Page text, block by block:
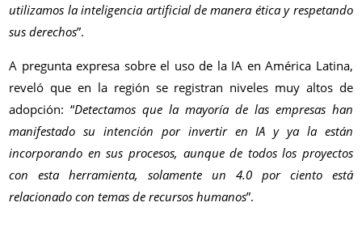
utilizamos la inteligencia artificial de manera ética y respetando
sus derechos”.
A pregunta expresa sobre el uso de la IA en América Latina,
reveló que en la región se registran niveles muy altos de
adopción: “Detectamos que la mayoría de las empresas han
manifestado su intención por invertir en IA y ya la están
incorporando en sus procesos, aunque de todos los proyectos
con esta herramienta, solamente un 4.0 por ciento está
relacionado con temas de recursos humanos”.